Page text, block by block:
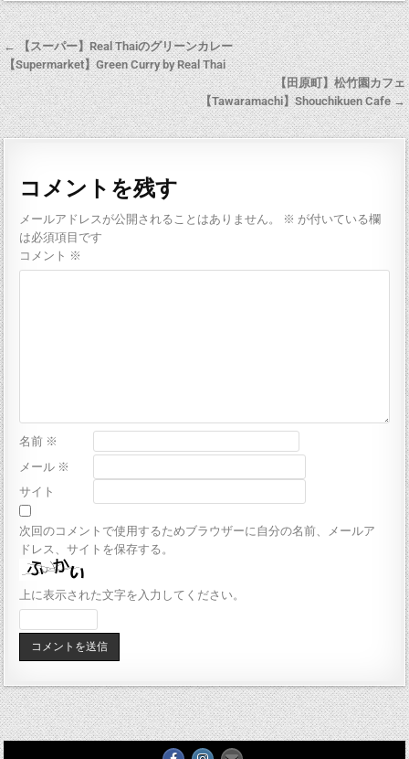
← 【スーパー】Real Thaiのグリーンカレー
【Supermarket】Green Curry by Real Thai
【田原町】松竹園カフェ
【Tawaramachi】Shouchikuen Cafe →
コメントを残す
メールアドレスが公開されることはありません。 ※ が付いている欄
は必須項目です
コメント ※
名前 ※
メール ※
サイト
次回のコメントで使用するためブラウザーに自分の名前、メールア
ドレス、サイトを保存する。
上に表示された文字を入力してください。